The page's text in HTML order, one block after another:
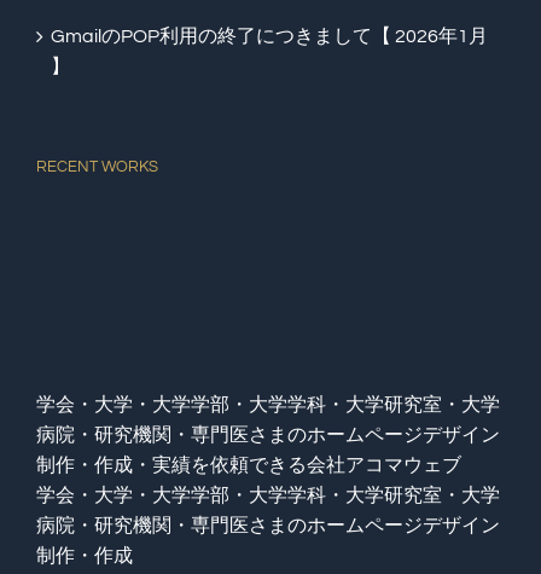
GmailのPOP利用の終了につきまして【 2026年1月
】
RECENT WORKS
学会・大学・大学学部・大学学科・大学研究室・大学
病院・研究機関・専門医さまのホームページデザイン
制作・作成・実績を依頼できる会社アコマウェブ
学会・大学・大学学部・大学学科・大学研究室・大学
病院・研究機関・専門医さまのホームページデザイン
制作・作成